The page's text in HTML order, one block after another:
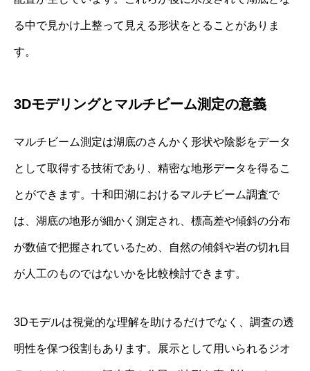
る中で見かけ上整って見える形状をとることがありま
す。
3Dモデリングとマルチビーム測定の意義
マルチビーム測定は湖底のさんかく形状や陰影をデータ
として取得する技術であり、精密な地形データを得るこ
とができます。十和田湖におけるマルチビーム調査で
は、湖底の地形が細かく測定され、標高差や傾斜の分布
が数値で把握されているため、自然の傾斜や岩の切れ目
が人工のものではないかを比較検討できます。
3Dモデルは視覚的な理解を助けるだけでなく、調査の透
明性を保つ役割もあります。展示として用いられるジオ